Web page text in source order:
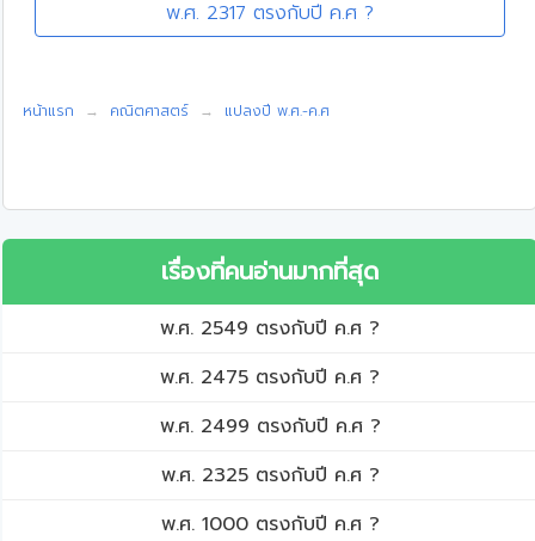
พ.ศ. 2317 ตรงกับปี ค.ศ ?
หน้าแรก คณิตศาสตร์ แปลงปี พ.ศ.-ค.ศ
เรื่องที่คนอ่านมากที่สุด
พ.ศ. 2549 ตรงกับปี ค.ศ ?
พ.ศ. 2475 ตรงกับปี ค.ศ ?
พ.ศ. 2499 ตรงกับปี ค.ศ ?
พ.ศ. 2325 ตรงกับปี ค.ศ ?
พ.ศ. 1000 ตรงกับปี ค.ศ ?